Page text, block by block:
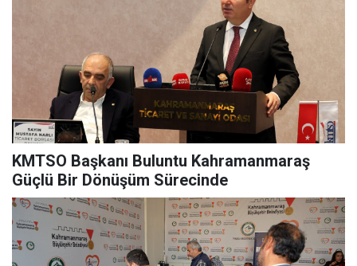
KMTSO Başkanı Buluntu Kahramanmaraş
Güçlü Bir Dönüşüm Sürecinde